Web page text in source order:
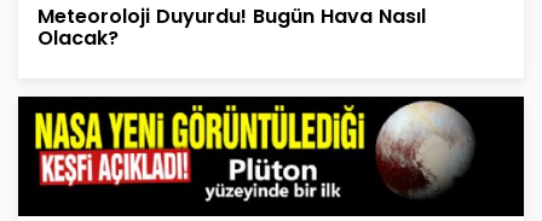
Meteoroloji Duyurdu! Bugün Hava Nasıl
Olacak?